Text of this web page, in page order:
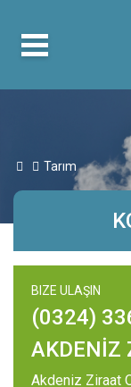
Tarım
BIZE ULAŞIN
(0324)
AKDENİZ
Akdeniz Ziraat